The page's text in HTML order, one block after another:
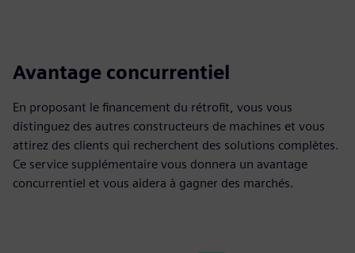
Avantage concurrentiel
En proposant le financement du rétrofit, vous vous
distinguez des autres constructeurs de machines et vous
attirez des clients qui recherchent des solutions complètes.
Ce service supplémentaire vous donnera un avantage
concurrentiel et vous aidera à gagner des marchés.